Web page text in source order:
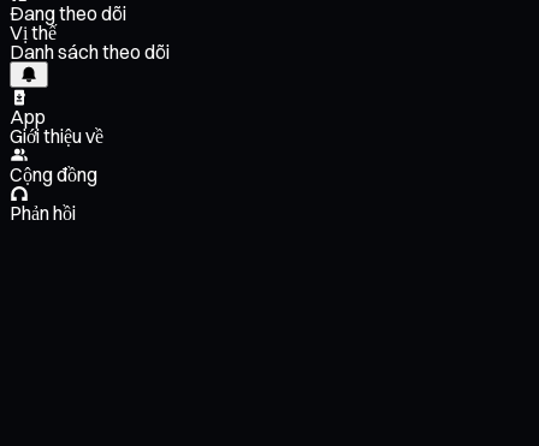
Đang theo dõi
Vị thế
Danh sách theo dõi
App
Giới thiệu về
Cộng đồng
Phản hồi